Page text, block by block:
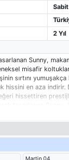
Sabit
2 Yıl
Sunny,
misafir
sırtını
en aza indirir.
hissettiren